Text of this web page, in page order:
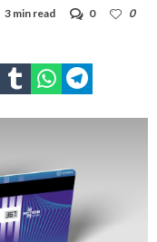
3 min read 0
0